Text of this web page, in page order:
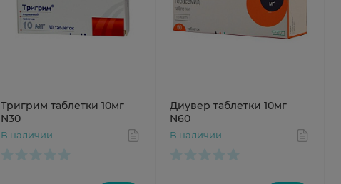
Тригрим таблетки 10мг
N30
В наличии
Диувер таблетки 10мг
N60
В наличии